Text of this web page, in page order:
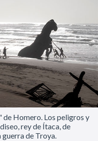
Homero. Los peligros y
rey de Ítaca, de
guerra de Troya.